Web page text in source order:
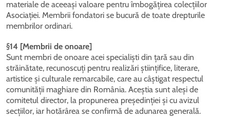
materiale de aceeași valoare pentru îmbogățirea colecțiilor
Asociației. Membrii fondatori se bucură de toate drepturile
membrilor ordinari.
§14 [Membrii de onoare]
Sunt membri de onoare acei specialiști din țară sau din
străinătate, recunoscuți pentru realizări științifice, literare,
artistice și culturale remarcabile, care au câștigat respectul
comunității maghiare din România. Aceștia sunt aleși de
comitetul director, la propunerea președinției și cu avizul
secțiilor, iar hotărârea se confirmă de adunarea generală.